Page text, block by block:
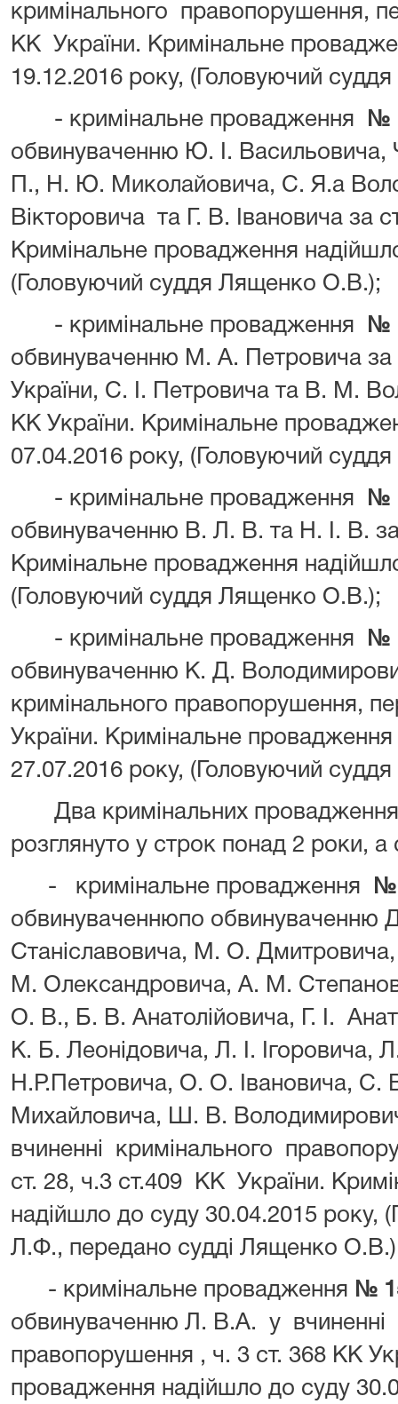
кримінального правопорушення,
КК України. Кримінальне
19.12.2016 року, (Головуючий суддя
- кримінальне провадження
№
обвинуваченню Ю. І.
П., Н. Ю. Миколайовича, С. Я.а
Вікторовича та Г. В. Івановича за
Кримінальне провадження
(Головуючий суддя Лященко О.В.);
- кримінальне провадження
№
обвинуваченню М. А. Петровича за
України, С. І. Петровича та В. М.
КК України. Кримінальне
07.04.2016 року, (Головуючий
- кримінальне провадження
№
обвинуваченню В. Л. В. та Н. І. В.
Кримінальне провадження
(Головуючий суддя Лященко О.В.);
- кримінальне провадження
№
обвинуваченню К. Д.
кримінального правопорушення,
України. Кримінальне
27.07.2016 року, (Головуючий
Два кримінальних провадження
розглянуто у строк понад 2 роки, а
- кримінальне провадження
№
обвинуваченнюпо обвинуваченню
Станіславовича, М. О.
М. Олександровича, А. М.
О. В., Б. В. Анатолійовича, Г. І.
К. Б. Леонідовича, Л. І. Ігоровича,
Н.Р.Петровича, О. О. Івановича,
Михайловича, Ш. В.
вчиненні кримінального
ст. 28, ч.3 ст.409 КК України.
надійшло до суду 30.04.2015 року,
Л.Ф., передано судді Лященко
- кримінальне провадження №
обвинуваченню Л. В.А. у вчиненні
правопорушення , ч. 3 ст. 368 КК
провадження надійшло до суду